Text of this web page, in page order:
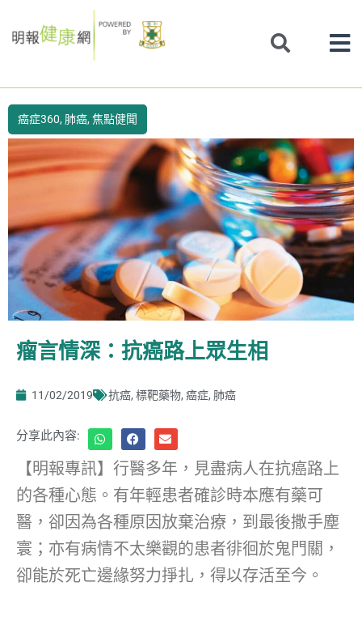
to
癌症360, 肺癌,焦點健聞
瘤言情深：抗癌路上眾生相
11/02/2019 抗癌, 標靶藥物, 癌症, 肺癌
分享此內容:
【明報專訊】行醫多年，見盡病人在抗癌路上
的各種心態。有年輕患者確診時本應有藥可
醫，卻因為各種原因放棄治療，到最後撒手塵
寰；亦有病情不太樂觀的患者徘徊於鬼門關，
卻能於死亡邊緣努力掙扎，得以存活至今。